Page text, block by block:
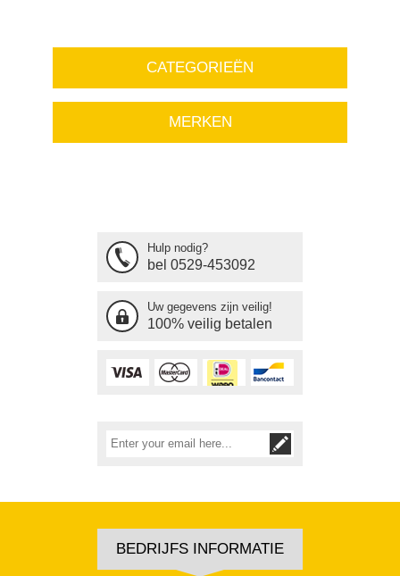
CATEGORIEËN
MERKEN
Hulp nodig?
bel 0529-453092
Uw gegevens zijn veilig!
100% veilig betalen
BEDRIJFS INFORMATIE